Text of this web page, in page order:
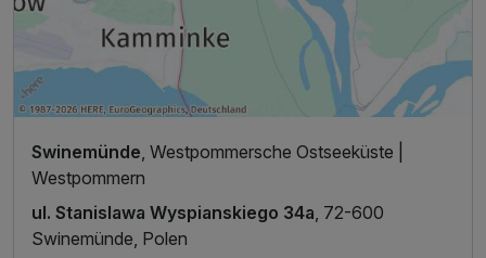
Swinemünde , Westpommersche Ostseeküste |
Westpommern
ul. Stanislawa Wyspianskiego 34a , 72-600
Swinemünde, Polen